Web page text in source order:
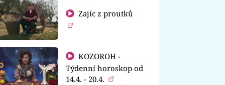
Zajíc z proutků
KOZOROH -
Týdenní horoskop od
14.4. - 20.4.